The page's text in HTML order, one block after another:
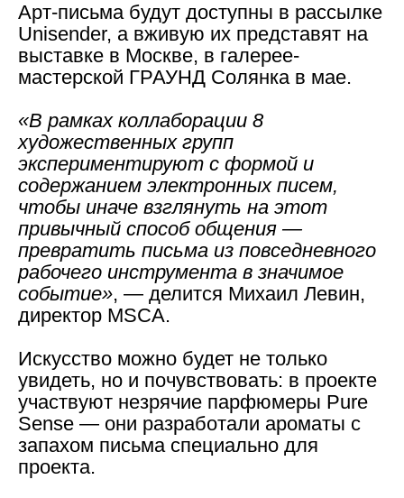
Арт-письма будут доступны в рассылке
Unisender, а вживую их представят на
выставке в Москве, в галерее-
мастерской ГРАУНД Солянка в мае.
«В рамках коллаборации 8
художественных групп
экспериментируют с формой и
содержанием электронных писем,
чтобы иначе взглянуть на этот
привычный способ общения —
превратить письма из повседневного
рабочего инструмента в значимое
событие», — делится Михаил Левин,
директор MSCA.
Искусство можно будет не только
увидеть, но и почувствовать: в проекте
участвуют незрячие парфюмеры Pure
Sense — они разработали ароматы с
запахом письма специально для
проекта.